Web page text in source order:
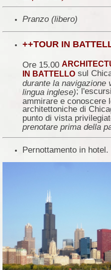
Pranzo (libero)
++TOUR IN
Ore 15.00
IN BATTELLO sul
durante la navigazione
lingua inglese);
ammirare e conoscere
architettoniche di
punto di vista
prenotare prima della
Pernottamento in hotel.